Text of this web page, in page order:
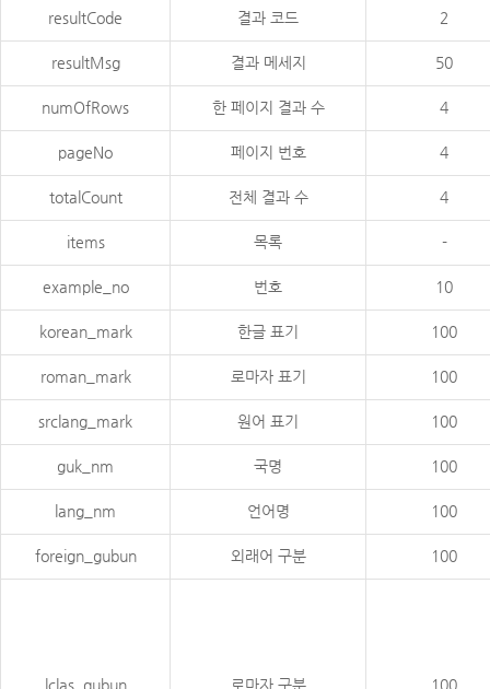
resultCode 결과 코드 2
resultMsg 결과 메세지 50
numOfRows 한 페이지 결과 수 4
pageNo 페이지 번호 4
totalCount 전체 결과 수 4
items 목록 -
example_no 번호 10
korean_mark 한글 표기 100
roman_mark 로마자 표기 100
srclang_mark 원어 표기 100
guk_nm 국명 100
lang_nm 언어명 100
foreign_gubun 외래어 구분 100
lclas_gubun 로마자 구분 100